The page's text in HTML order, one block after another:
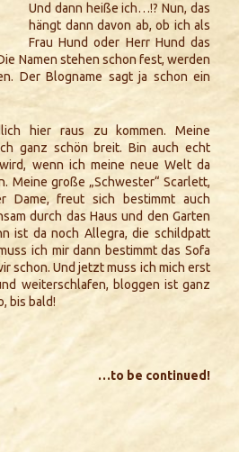
Und dann heiße ich…!? Nun, das
hängt dann davon ab, ob ich als
Frau Hund oder Herr Hund das
Namen stehen schon fest, werden
Der Blogname sagt ja schon ein
hier raus zu kommen. Meine
ganz schön breit. Bin auch echt
wenn ich meine neue Welt da
Meine große „Schwester“ Scarlett,
Dame, freut sich bestimmt auch
durch das Haus und den Garten
ist da noch Allegra, die schildpatt
ich mir dann bestimmt das Sofa
schon. Und jetzt muss ich mich erst
weiterschlafen, bloggen ist ganz
bis bald!
…to be continued!